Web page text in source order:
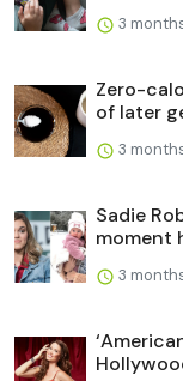
3
Zero-
of later
3
Sadie
moment
3